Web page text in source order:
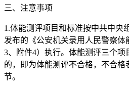
三、注意事项
1.体能测评项目和标准按中共中央
发布的《公安机关录用人民警察
3、附件4）执行。体能测评三个
的，即为体能测评不合格，不合格
节。